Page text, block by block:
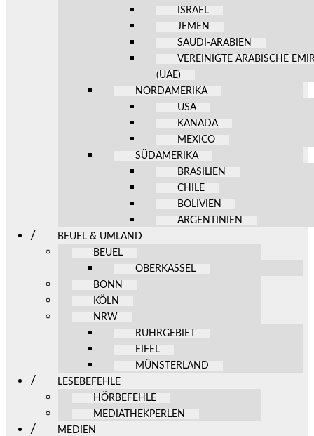
ISRAEL
JEMEN
SAUDI-ARABIEN
VEREINIGTE ARABISCHE
(UAE)
NORDAMERIKA
USA
KANADA
MEXICO
SÜDAMERIKA
BRASILIEN
CHILE
BOLIVIEN
ARGENTINIEN
BEUEL & UMLAND
BEUEL
OBERKASSEL
BONN
KÖLN
NRW
RUHRGEBIET
EIFEL
MÜNSTERLAND
LESEBEFEHLE
HÖRBEFEHLE
MEDIATHEKPERLEN
MEDIEN